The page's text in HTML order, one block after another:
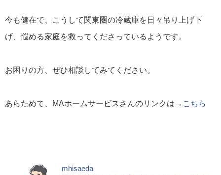
今も健在で、こうして関東圏の冷蔵庫を日々吊り上げ下
げ、悩める家庭を救ってくださっているようです。
お困りの方、ぜひ相談してみてください。
あらためて、MAホームサービスさんのリンクは→ こちら
mhisaeda